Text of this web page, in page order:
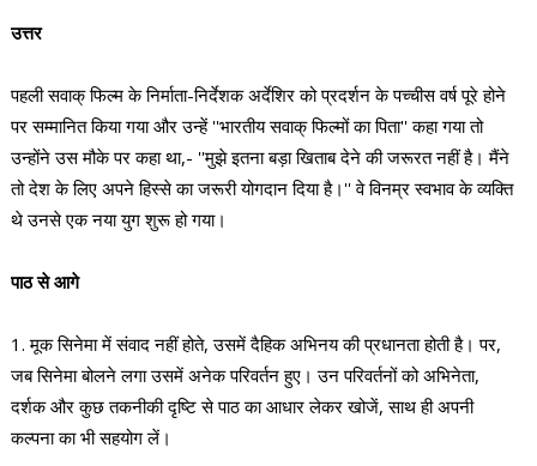
उत्तर
पहली सवाक्‌ फिल्म के निर्माता-निर्देशक अर्देशिर को प्रदर्शन के पच्चीस वर्ष पूरे होने
पर सम्मानित किया गया और उन्हें ''भारतीय सवाक्‌ फिल्मों का पिता'' कहा गया तो
उन्होंने उस मौके पर कहा था,- ''मुझे इतना बड़ा खिताब देने की जरूरत नहीं है। मैंने
तो देश के लिए अपने हिस्से का जरूरी योगदान दिया है।'' वे विनम्र स्वभाव के व्यक्ति
थे उनसे एक नया युग शुरू हो गया।
पाठ से आगे
1. मूक सिनेमा में संवाद नहीं होते, उसमें दैहिक अभिनय की प्रधानता होती है। पर,
जब सिनेमा बोलने लगा उसमें अनेक परिवर्तन हुए। उन परिवर्तनों को अभिनेता,
दर्शक और कुछ तकनीकी दृष्टि से पाठ का आधार लेकर खोजें, साथ ही अपनी
कल्पना का भी सहयोग लें।